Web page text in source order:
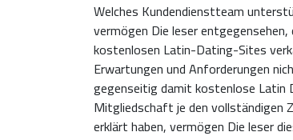
Welches Kundendienstteam
vermögen Die leser
kostenlosen Latin-Dating-Sites
Erwartungen und Anforderungen
gegenseitig damit kostenlose Latin
Mitgliedschaft je den vollständigen
erklärt haben, vermögen Die leser